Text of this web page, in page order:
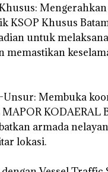
KSOP Khusus
untuk
memastikan
Membuka
KODAERAL
armada
lokasi.